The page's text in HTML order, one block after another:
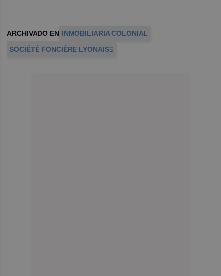
ARCHIVADO EN INMOBILIARIA COLONIAL
SOCIÉTÉ FONCIÈRE LYONAISE